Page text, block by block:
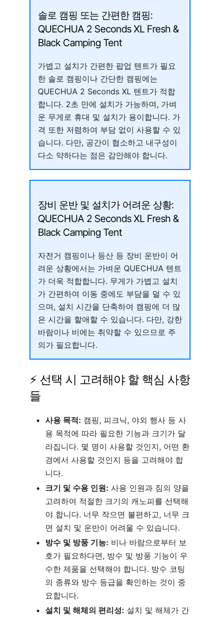
솔로 캠핑 또는 간편한 캠핑:
QUECHUA 2 Seconds XL Fresh &
Black Camping Tent
가볍고 설치가 간편한 팝업 텐트가 필요
한 솔로 캠핑이나 간단한 캠핑에는
QUECHUA 2 Seconds XL 텐트가 적합
합니다. 2초 만에 설치가 가능하며, 가벼
운 무게로 휴대 및 설치가 용이합니다. 가
격 또한 저렴하여 부담 없이 사용할 수 있
습니다. 다만, 공간이 협소하고 내구성이
다소 약하다는 점은 감안해야 합니다.
장비 운반 및 설치가 어려운 상황:
QUECHUA 2 Seconds XL Fresh &
Black Camping Tent
자전거 캠핑이나 등산 등 장비 운반이 어
려운 상황에서는 가벼운 QUECHUA 텐트
가 더욱 적합합니다. 무게가 가볍고 설치
가 간편하여 이동 중에도 부담을 덜 수 있
으며, 설치 시간을 단축하여 캠핑에 더 많
은 시간을 할애할 수 있습니다. 다만, 강한
바람이나 비에는 취약할 수 있으므로 주
의가 필요합니다.
⚡ 선택 시 고려해야 할 핵심 사항
들
사용 목적: 캠핑, 피크닉, 야외 행사 등 사
용 목적에 따라 필요한 기능과 크기가 달
라집니다. 몇 명이 사용할 것인지, 어떤 환
경에서 사용할 것인지 등을 고려해야 합
니다.
크기 및 수용 인원: 사용 인원과 짐의 양을
고려하여 적절한 크기의 캐노피를 선택해
야 합니다. 너무 작으면 불편하고, 너무 크
면 설치 및 운반이 어려울 수 있습니다.
방수 및 방풍 기능: 비나 바람으로부터 보
호가 필요하다면, 방수 및 방풍 기능이 우
수한 제품을 선택해야 합니다. 방수 코팅
의 종류와 방수 등급을 확인하는 것이 중
요합니다.
설치 및 해체의 편리성: 설치 및 해체가 간